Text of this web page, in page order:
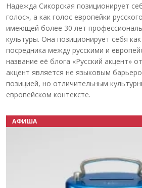
Надежда Сикорская позиционирует
голос», а как голос европейки
имеющей более 30 лет
культуры. Она позиционирует себя
посредника между русскими и
название её блога «Русский акцент»
акцент является не языковым
позицией, но отличительным
европейском контексте.
АФИША